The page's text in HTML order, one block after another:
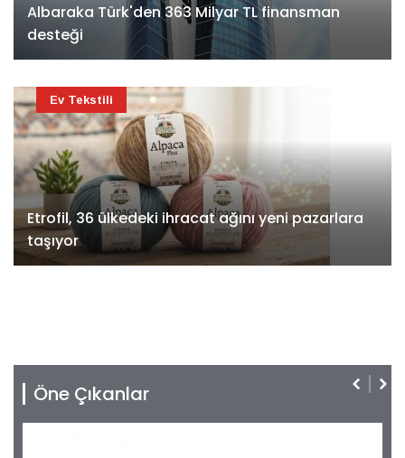
Albaraka Türk'den 363 Milyar TL finansman
desteği
Etrofil, 36 ülkedeki ihracat ağını yeni pazarlara
taşıyor
Ev Tekstili
Öne Çıkanlar